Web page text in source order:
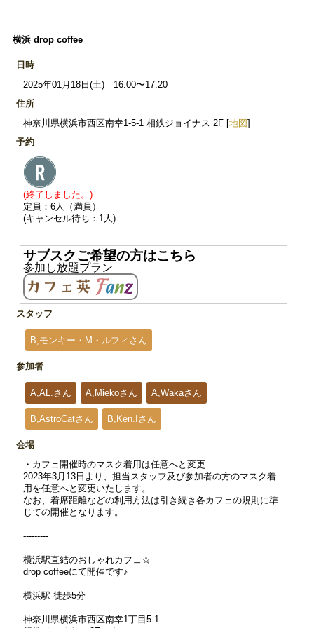
横浜 drop coffee
日時
2025年01月18日(土) 16:00〜17:20
住所
神奈川県横浜市西区南幸1-5-1 相鉄ジョイナス 2F [地図]
予約
(終了しました。)
定員：6人（満員）
(キャンセル待ち：1人)
サブスクご希望の方はこちら
参加し放題プラン
スタッフ
B,モンキー・M・ルフィさん
参加者
A,AL.さん A,Miekoさん A,Wakaさん
B,AstroCatさん B,Ken.Iさん
会場
・カフェ開催時のマスク着用は任意へと変更
2023年3月13日より、担当スタッフ及び参加者の方のマスク着
用を任意へと変更いたします。
なお、着席距離などの利用方法は引き続き各カフェの規則に準
じての開催となります。
---------
横浜駅直結のおしゃれカフェ☆
drop coffeeにて開催です♪
横浜駅 徒歩5分
神奈川県横浜市西区南幸1丁目5-1